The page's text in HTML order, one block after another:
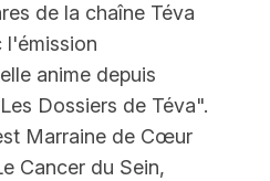
de la chaîne Téva
l'émission
anime depuis
Dossiers de Téva".
Marraine de Cœur
Cancer du Sein,